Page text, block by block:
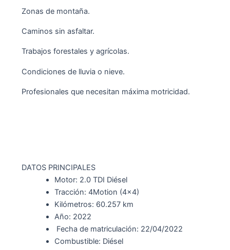
Zonas de montaña.
Caminos sin asfaltar.
Trabajos forestales y agrícolas.
Condiciones de lluvia o nieve.
Profesionales que necesitan máxima motricidad.
DATOS PRINCIPALES
Motor: 2.0 TDI Diésel
Tracción: 4Motion (4×4)
Kilómetros: 60.257 km
Año: 2022
Fecha de matriculación: 22/04/2022
Combustible: Diésel